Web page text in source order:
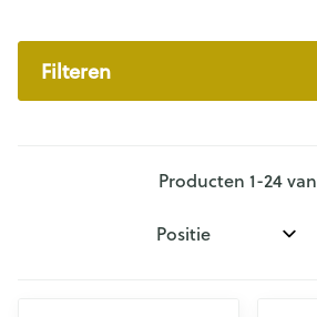
Filteren
Producten 1-24van
Sorteer op: